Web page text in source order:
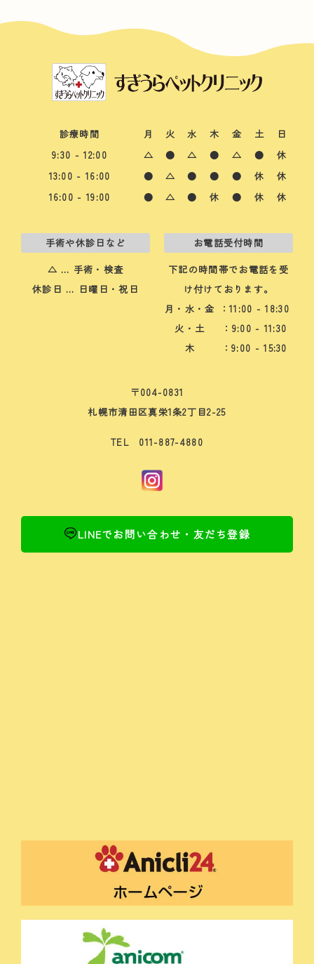
診療時間 月 火 水 木 金 土
日
9:30 - 12:00
△ ● △ ● △ ●
休
13:00 - 16:00
● △ ● ● ● 休
休
16:00 - 19:00
● △ ● 休 ● 休 休
手術や休診日など
△ … 手術・検査
休診日 … 日曜日・祝日
お電話受付時間
下記の時間帯でお電話を受
け付けております。
月・水・金
：11:00 - 18:30
火・土
：9:00 - 11:30
木
：9:00 - 15:30
〒004-0831
札幌市清田区真栄1条2丁目2-25
TEL 011-887-4880
LINEでお問い合わせ・友だち登録